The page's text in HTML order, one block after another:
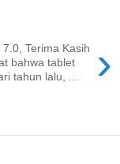
›
Terima Kasih
bahwa tablet
tahun lalu, ...